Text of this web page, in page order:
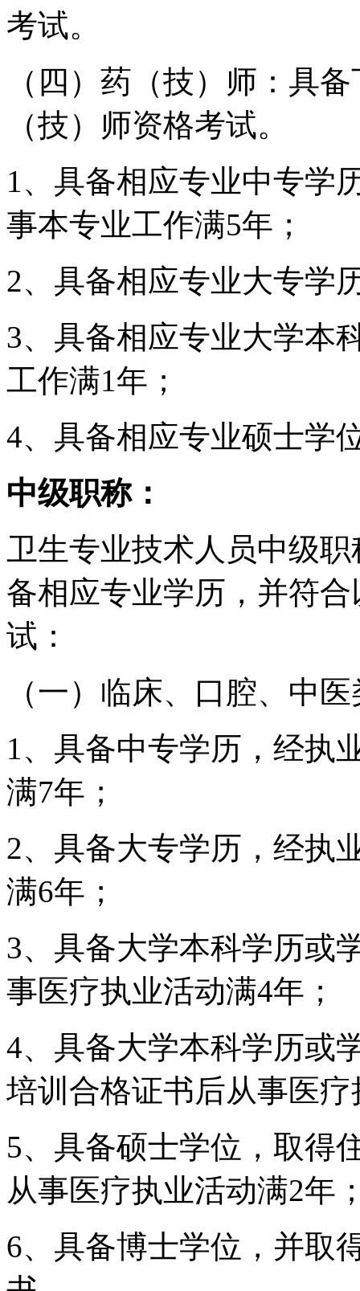
考试。
（四）药（技）师：具
（技）师资格考试。
1、具备相应专业中专学
事本专业工作满5年；
2、具备相应专业大专学
3、具备相应专业大学本
工作满1年；
4、具备相应专业硕士学
中级职称：
卫生专业技术人员中级
备相应专业学历，并符
试：
（一）临床、口腔、中
1、具备中专学历，经执
满7年；
2、具备大专学历，经执
满6年；
3、具备大学本科学历或
事医疗执业活动满4年；
4、具备大学本科学历或
培训合格证书后从事医
5、具备硕士学位，取得
从事医疗执业活动满2年
6、具备博士学位，并取